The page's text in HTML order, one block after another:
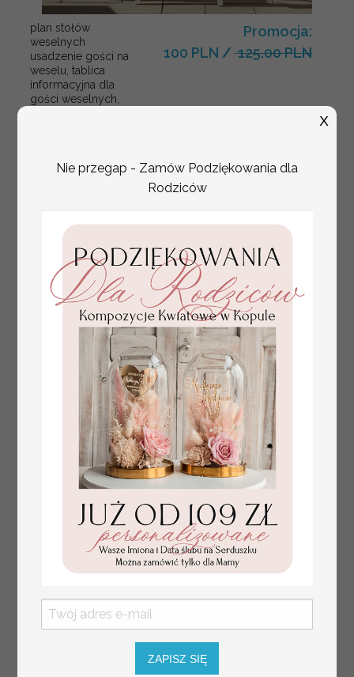
plan stołów
weselnych
usadzenie gości na
weselu, tablica
informacyjna dla
gości weselnych,
weselnych
Promocja:
100 PLN / 125.00 PLN
złote winietki na komunię, winietka
dekoracja stołu na komunii, komunijne
winietki z naturalnym kłosem
4.50 PLN
Nie przegap - Zamów Podziękowania dla
Rodziców
ZAPISZ SIĘ
X